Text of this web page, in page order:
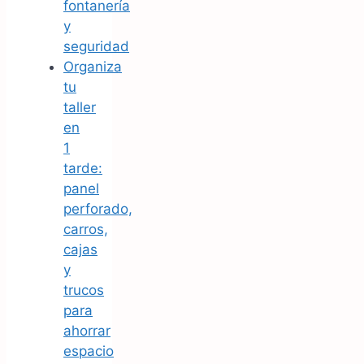
fontanería
y
seguridad
Organiza
tu
taller
en
1
tarde:
panel
perforado,
carros,
cajas
y
trucos
para
ahorrar
espacio